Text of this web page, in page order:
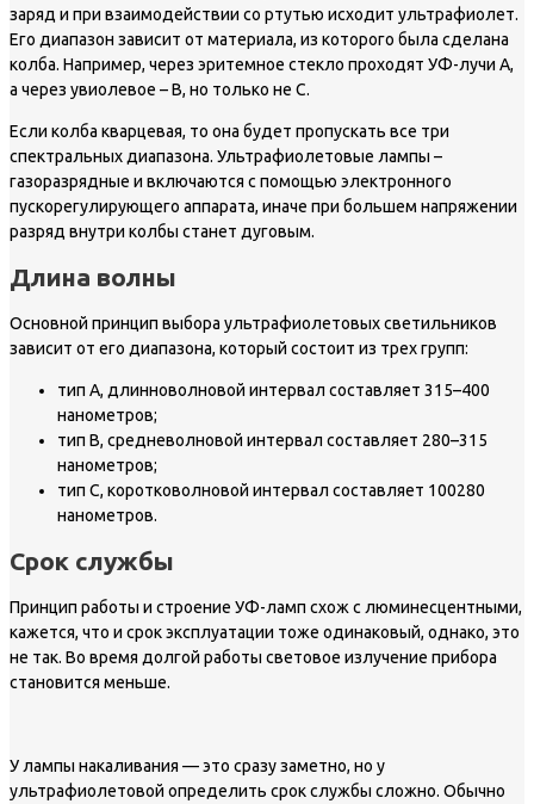
заряд и при взаимодействии со ртутью исходит ультрафиолет.
Его диапазон зависит от материала, из которого была сделана
колба. Например, через эритемное стекло проходят УФ-лучи А,
а через увиолевое – В, но только не С.
Если колба кварцевая, то она будет пропускать все три
спектральных диапазона. Ультрафиолетовые лампы –
газоразрядные и включаются с помощью электронного
пускорегулирующего аппарата, иначе при большем напряжении
разряд внутри колбы станет дуговым.
Длина волны
Основной принцип выбора ультрафиолетовых светильников
зависит от его диапазона, который состоит из трех групп:
тип А, длинноволновой интервал составляет 315–400
нанометров;
тип В, средневолновой интервал составляет 280–315
нанометров;
тип С, коротковолновой интервал составляет 100280
нанометров.
Срок службы
Принцип работы и строение УФ-ламп схож с люминесцентными,
кажется, что и срок эксплуатации тоже одинаковый, однако, это
не так. Во время долгой работы световое излучение прибора
становится меньше.
У лампы накаливания — это сразу заметно, но у
ультрафиолетовой определить срок службы сложно. Обычно